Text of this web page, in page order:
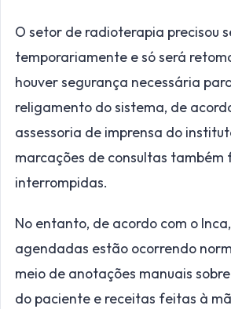
O setor de radioterapia precisou
temporariamente e só será
houver segurança necessária
religamento do sistema, de
assessoria de imprensa do
marcações de consultas também
interrompidas.
No entanto, de acordo com o
agendadas estão ocorrendo
meio de anotações manuais
do paciente e receitas feitas à